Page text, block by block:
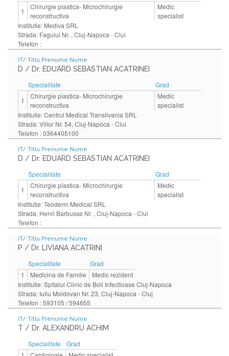
1
Chirurgie plastica- Microchirurgie
reconstructiva
Medic
specialist
Institutie: Mediva SRL
Strada: Fagului Nr. , Cluj-Napoca - Clui
Telefon :
IT/ Titlu Prenume Nume
D / Dr. EDUARD SEBASTIAN ACATRINEI
Specialitate
Grad
1
Chirurgie plastica- Microchirurgie
reconstructiva
Medic
specialist
Institutie: Centrul Medical Transilvania SRL
Strada: Viilor Nr. 54, Cluj-Napoca - Clui
Telefon : 0364405100
IT/ Titlu Prenume Nume
D / Dr. EDUARD SEBASTIAN ACATRINEI
Specialitate
Grad
1
Chirurgie plastica- Microchirurgie
reconstructiva
Medic
specialist
Institutie: Teoderm Medical SRL
Strada: Henri Barbusse Nr. , Cluj-Napoca - Clui
Telefon :
IT/ Titlu Prenume Nume
P / Dr. LIVIANA ACATRINI
Specialitate
Grad
1
Medicina de Familie
Medic rezident
Institutie: Spitalul Clinic de Boli Infectioase Cluj-Napoca
Strada: Iuliu Moldovan Nr. 23, Cluj-Napoca - Cluj
Telefon : 593105 / 594655
IT/ Titlu Prenume Nume
T / Dr. ALEXANDRU ACHIM
Specialitate
Grad